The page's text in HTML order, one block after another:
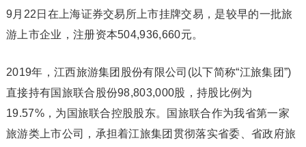
9月22日在上海证券交易所上市挂牌交易，是较早的一批旅
游上市企业，注册资本504,936,660元。
2019年，江西旅游集团股份有限公司(以下简称“江旅集团”)
直接持有国旅联合股份98,803,000股，持股比例为
19.57%，为国旅联合控股股东。国旅联合作为我省第一家
旅游类上市公司，承担着江旅集团贯彻落实省委、省政府旅